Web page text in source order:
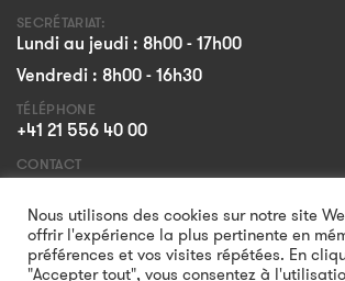
SECRÉTARIAT:
Lundi au jeudi : 8h00 - 17h00
Vendredi : 8h00 - 16h30
TÉLÉPHONE
+41 21 556 40 00
CONTACT
Formulaire
Nous utilisons des cookies sur notre site
offrir l'expérience la plus pertinente en
préférences et vos visites répétées. En
"Accepter tout", vous consentez à